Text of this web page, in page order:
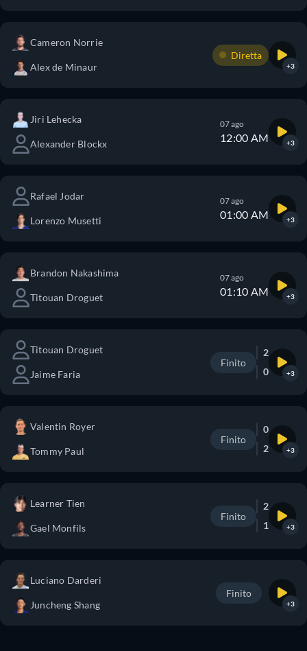
Cameron Norrie
Alex de Minaur
Diretta
+3
Jiri Lehecka
Alexander Blockx
07 ago
12:00 AM +3
Rafael Jodar
Lorenzo Musetti
07 ago
01:00 AM +3
Brandon Nakashima
Titouan Droguet
07 ago
01:10 AM +3
Titouan Droguet
Jaime Faria
Finito
2
0
+3
Valentin Royer
Tommy Paul
Finito
0
2
+3
Learner Tien
Gael Monfils
Finito
2
1
+3
Luciano Darderi
Juncheng Shang
Finito
+3